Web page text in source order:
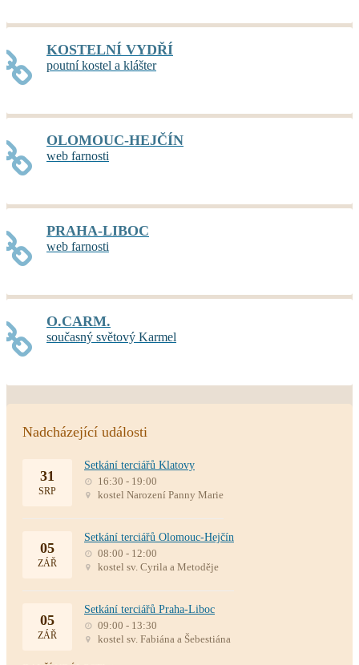
KOSTELNÍ VYDŘÍ
poutní kostel a klášter
OLOMOUC-HEJČÍN
web farnosti
PRAHA-LIBOC
web farnosti
O.CARM.
současný světový Karmel
Nadcházející události
31
SRP
Setkání terciářů Klatovy
16:30 - 19:00
kostel Narození Panny Marie
05
ZÁŘ
Setkání terciářů Olomouc-Hejčín
08:00 - 12:00
kostel sv. Cyrila a Metoděje
05
ZÁŘ
Setkání terciářů Praha-Liboc
09:00 - 13:30
kostel sv. Fabiána a Šebestiána